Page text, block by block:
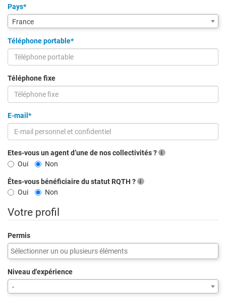
saisie
pour
la
via
code
postal
Pays*
France
Téléphone portable*
Téléphone fixe
E-mail*
Etes-vous un agent d’une de nos collectivités ?
Oui
Non
Êtes-vous bénéficiaire du statut RQTH ?
Oui
Non
Votre profil
Permis
Niveau d'expérience
-